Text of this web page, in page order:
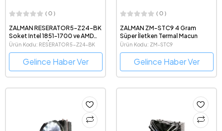
( 0 )
ZALMAN RESERATOR5-Z24-BK
Soket Intel 1851-1700 ve AMD
AM5 Destekli İşlemci Sıvı
Soğutucu
Ürün Kodu: RESERATOR5-Z24-BK
Gelince Haber Ver
( 0 )
ZALMAN ZM-STC9 4 Gram
Süper İletken Termal Macun
Ürün Kodu: ZM-STC9
Gelince Haber Ver